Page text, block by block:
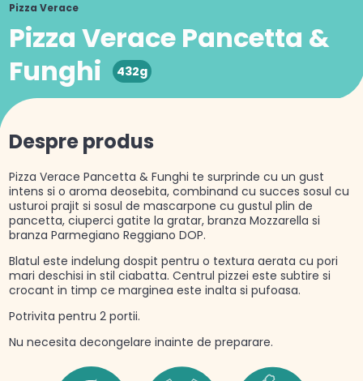
Pizza Verace
Pizza Verace Pancetta &
Funghi
432g
Despre produs
Pizza Verace Pancetta & Funghi te surprinde cu un gust
intens si o aroma deosebita, combinand cu succes sosul cu
usturoi prajit si sosul de mascarpone cu gustul plin de
pancetta, ciuperci gatite la gratar, branza Mozzarella si
branza Parmegiano Reggiano DOP.
Blatul este indelung dospit pentru o textura aerata cu pori
mari deschisi in stil ciabatta. Centrul pizzei este subtire si
crocant in timp ce marginea este inalta si pufoasa.
Potrivita pentru 2 portii.
Nu necesita decongelare inainte de preparare.